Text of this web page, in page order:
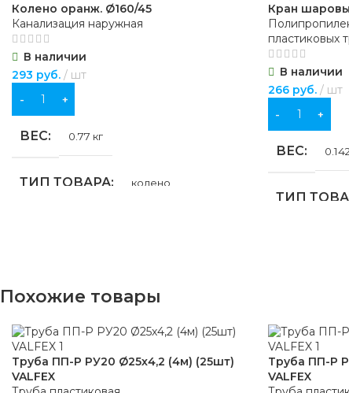
Колено оранж. Ø160/45
Канализация наружная
В наличии
293 руб. шт
В КОРЗИНУ
ВЕС 0.77 кг
ТИП ТОВАРА колено
МАТЕРИАЛ полипропилен
Кран
пластиковых
В наличии
266руб. шт
В КОРЗИНУ
ВЕС
ТИП
ОБЛАСТЬ
Похожие товары
Труба ПП-Р РУ20 Ø25х4,2 (4м) (25шт)
VALFEX
Труба ПП-Р
VALFEX